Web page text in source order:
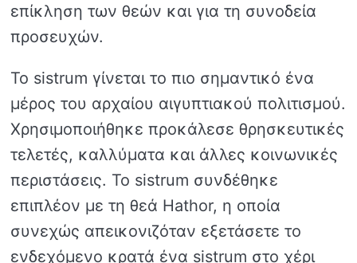
επίκληση των θεών και για τη συνοδεία
προσευχών.
Το sistrum γίνεται το πιο σημαντικό ένα
μέρος του αρχαίου αιγυπτιακού πολιτισμού.
Χρησιμοποιήθηκε προκάλεσε θρησκευτικές
τελετές, καλλύματα και άλλες κοινωνικές
περιστάσεις. Το sistrum συνδέθηκε
επιπλέον με τη θεά Hathor, η οποία
συνεχώς απεικονιζόταν εξετάσετε το
ενδεχόμενο κρατά ένα sistrum στο χέρι